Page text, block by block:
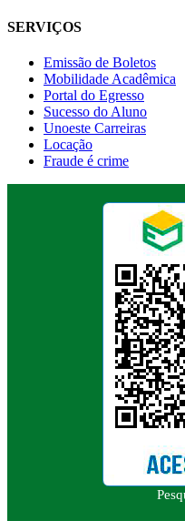
SERVIÇOS
Emissão de Boletos
Mobilidade Acadêmica
Portal do Egresso
Sucesso do Aluno
Unoeste Carreiras
Locação
Fraude é crime